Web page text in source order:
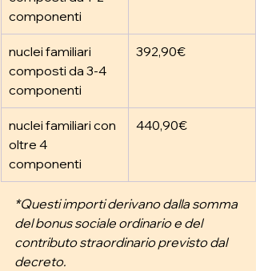
componenti
nuclei familiari
composti da 3-4
componenti
392,90€
nuclei familiari con
oltre 4
componenti
440,90€
*Questi importi derivano dalla somma
del bonus sociale ordinario e del
contributo straordinario previsto dal
decreto.